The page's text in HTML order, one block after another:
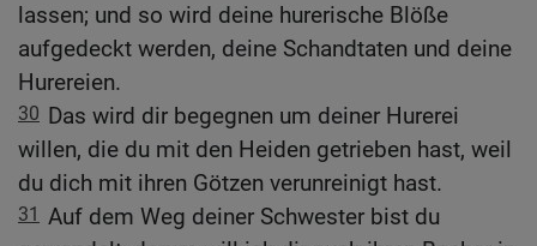
lassen; und so wird deine hurerische Blöße
aufgedeckt werden, deine Schandtaten und deine
Hurereien.
30 Das wird dir begegnen um deiner Hurerei
willen, die du mit den Heiden getrieben hast, weil
du dich mit ihren Götzen verunreinigt hast.
31 Auf dem Weg deiner Schwester bist du